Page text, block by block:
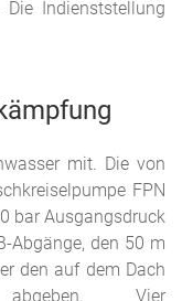
Indienststellung
mit. Die von
FPN
bar Ausgangsdruck
Abgänge, den 50 m
den auf dem Dach
abgeben. Vier